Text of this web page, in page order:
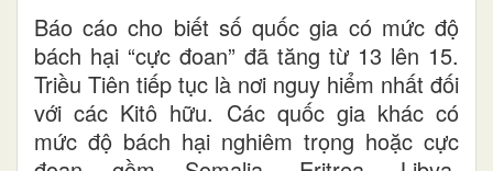
Báo cáo cho biết số quốc gia có mức độ
bách hại “cực đoan” đã tăng từ 13 lên 15.
Triều Tiên tiếp tục là nơi nguy hiểm nhất đối
với các Kitô hữu. Các quốc gia khác có
mức độ bách hại nghiêm trọng hoặc cực